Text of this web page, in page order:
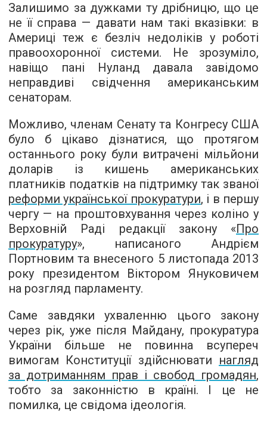
Залишимо за дужками ту дрібницю, що це
не її справа — давати нам такі вказівки: в
Америці теж є безліч недоліків у роботі
правоохоронної системи. Не зрозуміло,
навіщо пані Нуланд давала завідомо
неправдиві свідчення американським
сенаторам.
Можливо, членам Сенату та Конгресу США
було б цікаво дізнатися, що протягом
останнього року були витрачені мільйони
доларів із кишень американських
платників податків на підтримку так званої
реформи української прокуратури, і в першу
чергу — на проштовхування через коліно у
Верховній Раді редакції закону «Про
прокуратуру», написаного Андрієм
Портновим та внесеного 5 листопада 2013
року президентом Віктором Януковичем
на розгляд парламенту.
Саме завдяки ухваленню цього закону
через рік, уже після Майдану, прокуратура
України більше не повинна всупереч
вимогам Конституції здійснювати нагляд
за дотриманням прав і свобод громадян,
тобто за законністю в країні. І це не
помилка, це свідома ідеологія.